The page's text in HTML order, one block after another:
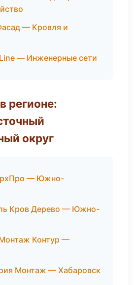
— Кровля и
— Инженерные сети
регионе:
округ
— Южно-
Кров Дерево — Южно-
Контур —
Монтаж — Хабаровск